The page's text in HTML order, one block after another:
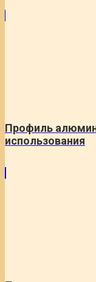
Профиль
использования